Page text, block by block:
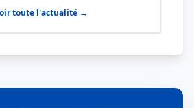
toute l'actualité →